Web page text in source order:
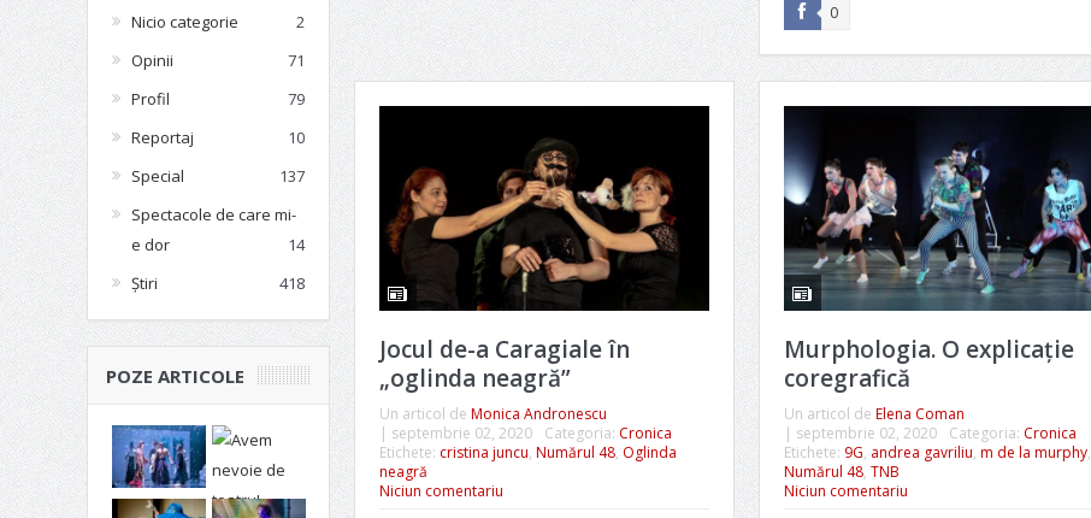
0
Jocul de-a Caragiale în
„oglinda neagră”
Un articol de Monica Andronescu
| septembrie 02, 2020 Categoria: Cronica
Etichete: cristina juncu, Numărul 48, Oglinda
neagră
Niciun comentariu
Murphologia. O explicație
coregrafică
Un articol de Elena Coman
| septembrie 02, 2020 Categoria: Cronica
Etichete: 9G, andrea gavriliu, m de la murphy,
Numărul 48, TNB
Niciun comentariu
Nicio categorie
2
Opinii
71
Profil
79
Reportaj
10
Special
137
Spectacole de care mi-
e dor
14
Știri
418
POZE ARTICOLE